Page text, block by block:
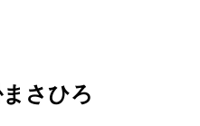
さひろ